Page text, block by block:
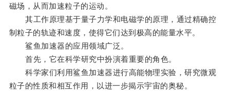
磁场，从而加速粒子的运动。
其工作原理基于量子力学和电磁学的原理，通过精确控
制粒子的轨迹和速度，使得它们达到极高的能量水平。
鲨鱼加速器的应用领域广泛。
首先，它在科学研究中扮演着重要的角色。
科学家们利用鲨鱼加速器进行高能物理实验，研究微观
粒子的性质和相互作用，以进一步揭示宇宙的奥秘。